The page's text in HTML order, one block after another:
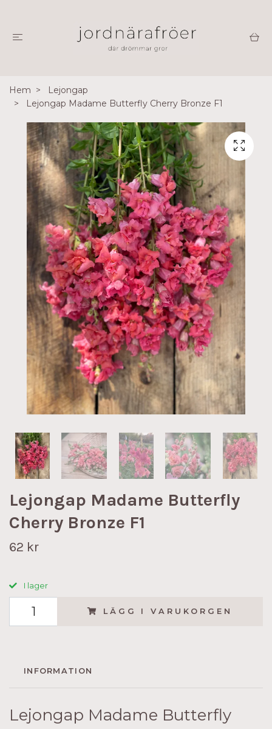
Hem
Lejongap
Lejongap Madame Butterfly Cherry Bronze F1
Lejongap Madame Butterfly
Cherry Bronze F1
62 kr
I lager
LÄGG I VARUKORGEN
INFORMATION
Lejongap Madame Butterfly